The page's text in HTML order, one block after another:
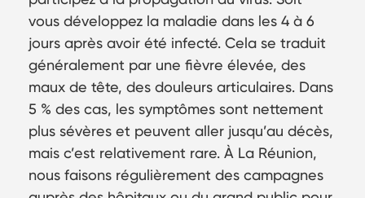
vous développez la maladie dans les 4 à 6
jours après avoir été infecté. Cela se traduit
généralement par une fièvre élevée, des
maux de tête, des douleurs articulaires. Dans
5 % des cas, les symptômes sont nettement
plus sévères et peuvent aller jusqu’au décès,
mais c’est relativement rare. À La Réunion,
nous faisons régulièrement des campagnes